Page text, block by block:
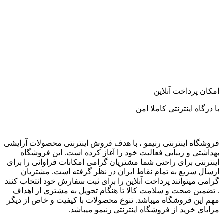
امکان پرداخت آنلاین
با درگاه اینترنتی کاملا امن
فروشگاه اینترنتی رنیمو ، با هدف فروش اینترنتی محصولات آرایشی
بهداشتی و زیبایی فعالیت خود را آغاز کرده است. این فروشگاه
اینترنتی برای راحتی شما مشتریان گرامی امکانات فراوانی را برای
ارسال سریع به تمام نقاط ایران در نظر گرفته است. مشتریان
گرامی میتوانند پرداخت آنلاین را برای ثبت سفارش خود انتخاب کنند
. تضمین صحت و سلامت کالا تا هنگام تحویل به مشتری از اهداف
مهم این فروشگاه میباشد. تنوع محصولات با کیفیت و خاص از دیگر
مزایای خرید از فروشگاه اینترنتی رنیمو میباشد.